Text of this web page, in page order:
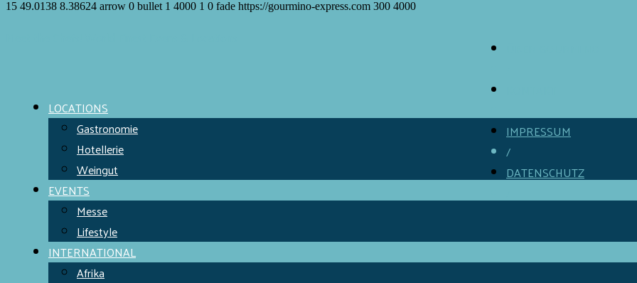
15 49.0138 8.38624 arrow 0 bullet 1 4000 1 0 fade https://gourmino-express.com 300 4000
IMPRESSUM
/
DATENSCHUTZ
LOCATIONS
Gastronomie
Hotellerie
Weingut
EVENTS
Messe
Lifestyle
INTERNATIONAL
Afrika